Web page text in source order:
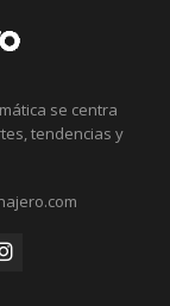
se centra
tendencias y